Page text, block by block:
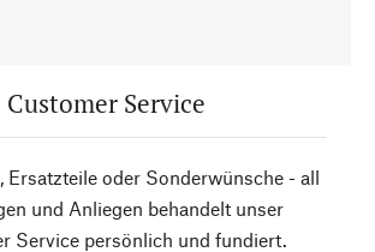
Customer Service
Ersatzteile oder Sonderwünsche - all
und Anliegen behandelt unser
Service persönlich und fundiert.